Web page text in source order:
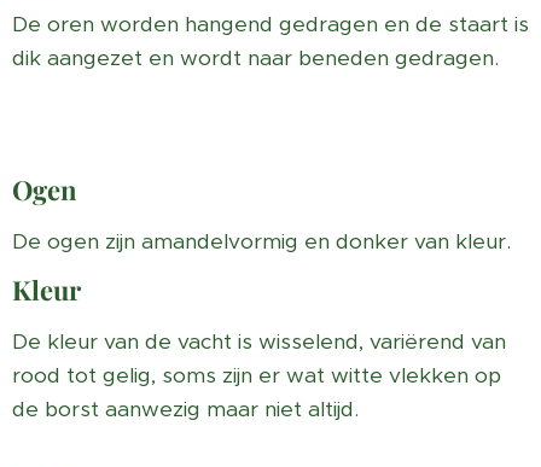
De oren worden hangend gedragen en de staart is
dik aangezet en wordt naar beneden gedragen.
Ogen
De ogen zijn amandelvormig en donker van kleur.
Kleur
De kleur van de vacht is wisselend, variërend van
rood tot gelig, soms zijn er wat witte vlekken op
de borst aanwezig maar niet altijd.